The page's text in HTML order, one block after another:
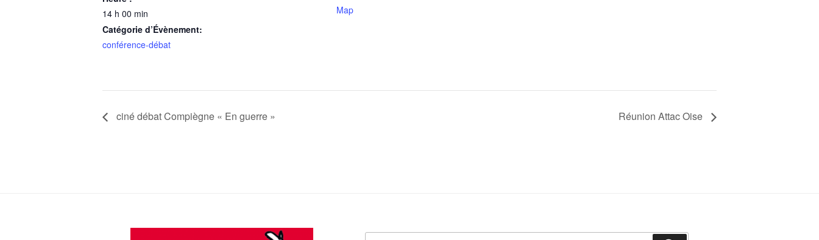
14 h 00 min
Catégorie d’Évènement:
conférence-débat
Map
ciné débat Compiègne « En guerre » Réunion Attac Oise